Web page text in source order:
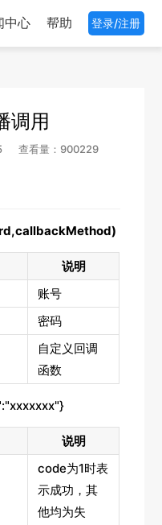
中心 帮助 登录/注册
调用
查看量：900229
说明
账号
密码
自定义回调
函数
说明
code为1时表
示成功，其
他均为失